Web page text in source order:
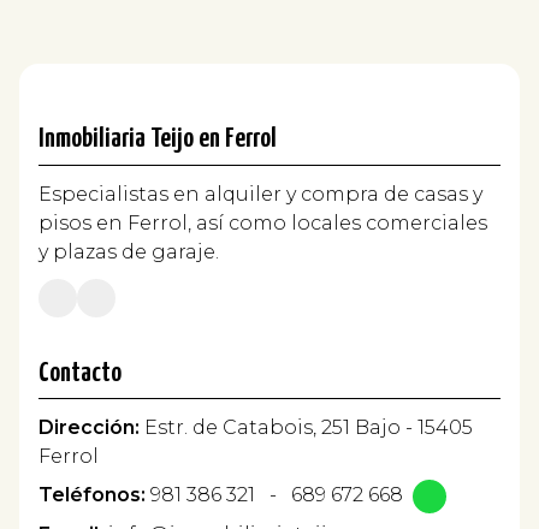
Inmobiliaria Teijo en Ferrol
Especialistas en alquiler y compra de casas y
pisos en Ferrol, así como locales comerciales
y plazas de garaje.
Contacto
Dirección: Estr. de Catabois, 251 Bajo - 15405
Ferrol
Teléfonos: 981 386 321 -
689 672 668